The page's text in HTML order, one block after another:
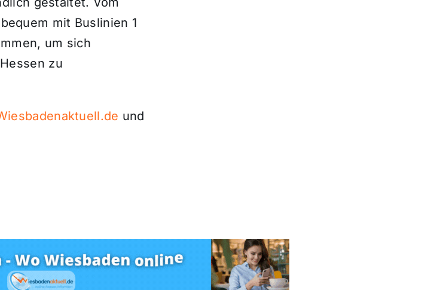
mit Buslinien 1
um sich
zu
und